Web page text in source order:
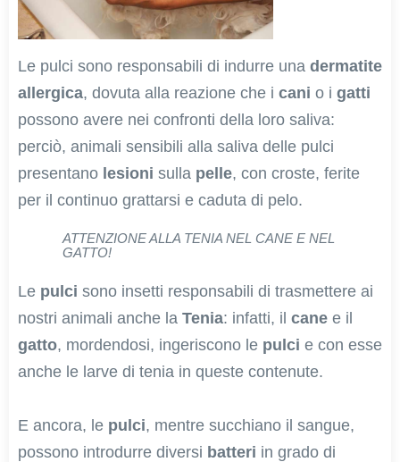
Le pulci sono responsabili di indurre una dermatite
allergica, dovuta alla reazione che i cani o i gatti
possono avere nei confronti della loro saliva:
perciò, animali sensibili alla saliva delle pulci
presentano lesioni sulla pelle, con croste, ferite
per il continuo grattarsi e caduta di pelo.
ATTENZIONE ALLA TENIA NEL CANE E NEL
GATTO!
Le pulci sono insetti responsabili di trasmettere ai
nostri animali anche la Tenia: infatti, il cane e il
gatto, mordendosi, ingeriscono le pulci e con esse
anche le larve di tenia in queste contenute.
E ancora, le pulci, mentre succhiano il sangue,
possono introdurre diversi batteri in grado di